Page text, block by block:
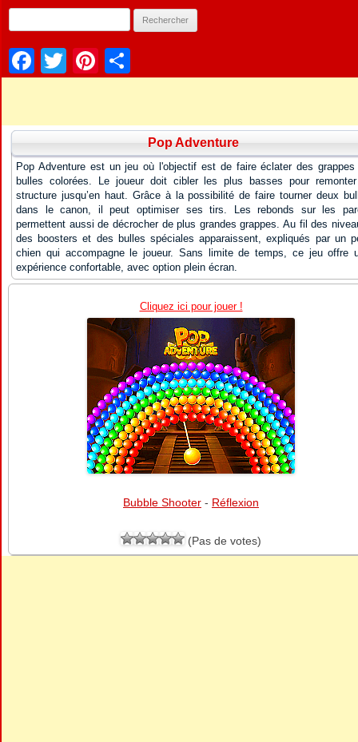
Facebook
TwitterPinterest
Pop Adventure
Pop Adventure est un jeu où l'objectif est de faire éclater des grappes
bulles colorées. Le joueur doit cibler les plus basses pour
structure jusqu’en haut. Grâce à la possibilité de faire tourner deux
dans le canon, il peut optimiser ses tirs. Les rebonds sur les
permettent aussi de décrocher de plus grandes grappes. Au fil des
des boosters et des bulles spéciales apparaissent, expliqués par un
chien qui accompagne le joueur. Sans limite de temps, ce jeu offre
expérience confortable, avec option plein écran.
Cliquez ici pour jouer !
Bubble Shooter - Réflexion
(Pas de votes)